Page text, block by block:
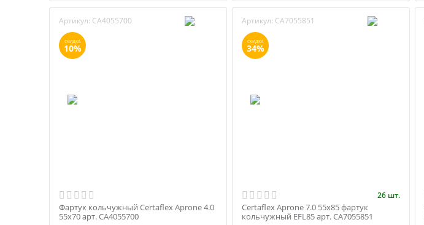
Артикул: CA4055700
СКИДКА
10%
Фартук кольчужный Certaflex Aprone 4.0
55х70 арт. CA4055700
Артикул: CA7055851
СКИДКА
34%
26 шт.
Certaflex Aprone 7.0 55х85 фартук
кольчужный EFL85 арт. CA7055851